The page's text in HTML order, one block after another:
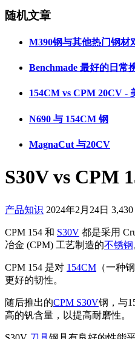
随机文章
M390钢与其他热门钢材
Benchmade 最好的日常
154CM vs CPM 20CV -
N690 与 154CM 钢
MagnaCut 与20CV
S30V vs CPM
产品知识 2024年2月24日 3,430
CPM 154 和 S30V 都是采用
冶金 (CPM) 工艺制造的不锈钢
CPM 154 是对 154CM （一种
更好的韧性。
随后推出的CPM S30V钢，与
高的钒含量，以提高耐磨性。